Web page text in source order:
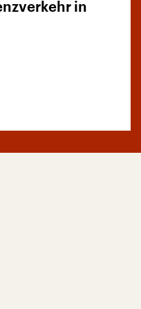
in